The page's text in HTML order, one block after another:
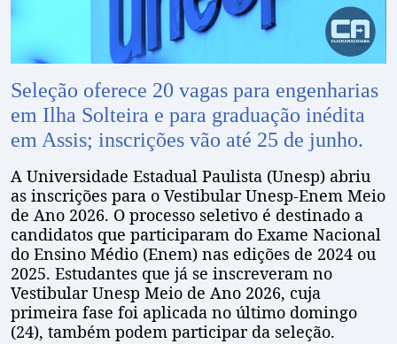
Seleção oferece 20 vagas para engenharias
em Ilha Solteira e para graduação inédita
em Assis; inscrições vão até 25 de junho.
A Universidade Estadual Paulista (Unesp) abriu
as inscrições para o Vestibular Unesp-Enem Meio
de Ano 2026. O processo seletivo é destinado a
candidatos que participaram do Exame Nacional
do Ensino Médio (Enem) nas edições de 2024 ou
2025. Estudantes que já se inscreveram no
Vestibular Unesp Meio de Ano 2026, cuja
primeira fase foi aplicada no último domingo
(24), também podem participar da seleção.